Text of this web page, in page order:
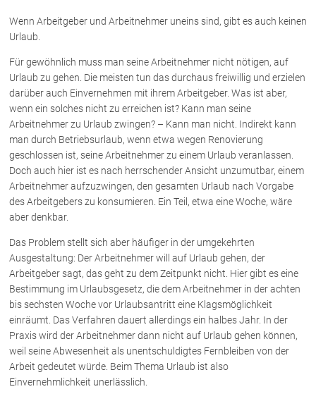
Familienrecht und Scheidungen
Schiedsgerichtsbarkeit
Skiunfälle in Österreich
Über uns
Kanzleiteam
Netzwerk
Die Österreichischen Rechtsanwälte
Anwälte
Dr. Stefan Müller
Dr. Petra Piccolruaz
Mag. Patrick Piccolruaz
Dr. Roland Piccolruaz †
Mag. Raphaela Klotz
Wenn Arbeitgeber und Arbeitnehmer uneins sind, gibt es auch keinen
Urlaub.
Für gewöhnlich muss man seine Arbeitnehmer nicht nötigen, auf
Urlaub zu gehen. Die meisten tun das durchaus freiwillig und erzielen
darüber auch Einvernehmen mit ihrem Arbeitgeber. Was ist aber,
wenn ein solches nicht zu erreichen ist? Kann man seine
Arbeitnehmer zu Urlaub zwingen? – Kann man nicht. Indirekt kann
man durch Betriebsurlaub, wenn etwa wegen Renovierung
geschlossen ist, seine Arbeitnehmer zu einem Urlaub veranlassen.
Doch auch hier ist es nach herrschender Ansicht unzumutbar, einem
Arbeitnehmer aufzuzwingen, den gesamten Urlaub nach Vorgabe
des Arbeitgebers zu konsumieren. Ein Teil, etwa eine Woche, wäre
aber denkbar.
Das Problem stellt sich aber häufiger in der umgekehrten
Ausgestaltung: Der Arbeitnehmer will auf Urlaub gehen, der
Arbeitgeber sagt, das geht zu dem Zeitpunkt nicht. Hier gibt es eine
Bestimmung im Urlaubsgesetz, die dem Arbeitnehmer in der achten
bis sechsten Woche vor Urlaubsantritt eine Klagsmöglichkeit
einräumt. Das Verfahren dauert allerdings ein halbes Jahr. In der
Praxis wird der Arbeitnehmer dann nicht auf Urlaub gehen können,
weil seine Abwesenheit als unentschuldigtes Fernbleiben von der
Arbeit gedeutet würde. Beim Thema Urlaub ist also
Einvernehmlichkeit unerlässlich.